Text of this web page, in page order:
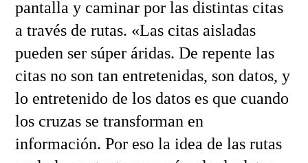
pantalla y caminar por las distintas citas
a través de rutas. «Las citas aisladas
pueden ser súper áridas. De repente las
citas no son tan entretenidas, son datos, y
lo entretenido de los datos es que cuando
los cruzas se transforman en
información. Por eso la idea de las rutas